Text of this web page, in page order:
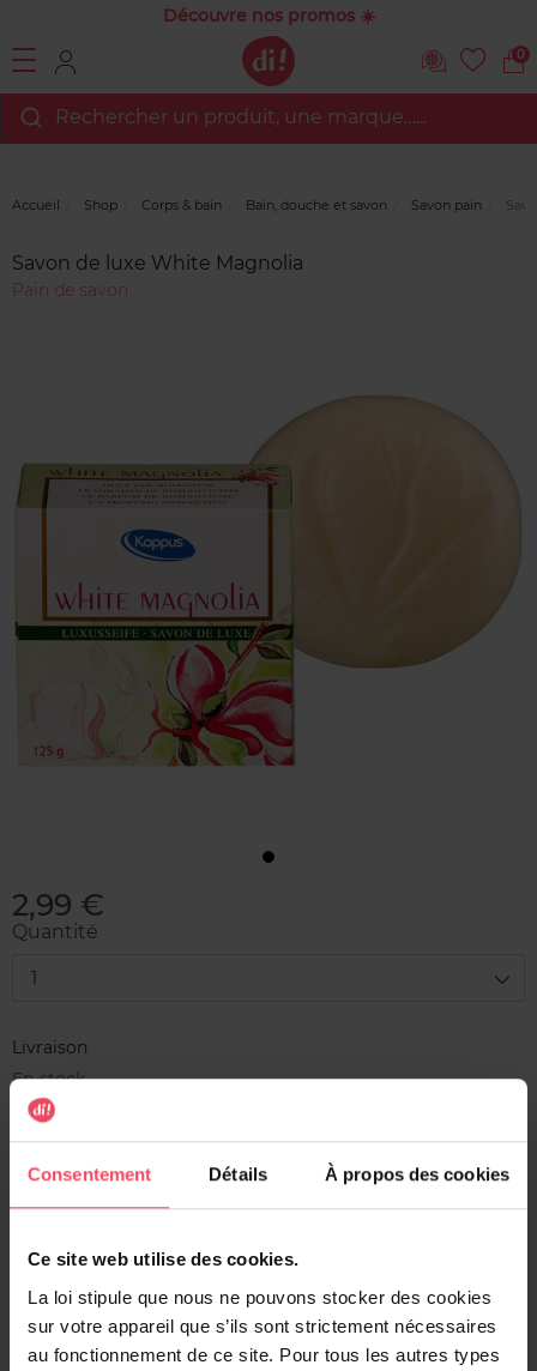
Consentement Détails À propos des cookies
Ce site web utilise des cookies.
La loi stipule que nous ne pouvons stocker des cookies
sur votre appareil que s’ils sont strictement nécessaires
au fonctionnement de ce site. Pour tous les autres types
Découvre nos promos ☀️
0
Rechercher un produit, une marque…...
Accueil Shop Corps & bain Bain, douche et savon Savon pain
clients
Savon de luxe White Magnolia
Pain de savon
2,99 €
Quantité
1
Livraison
En stock
Livraison gratuite à l'achat de min. 35€